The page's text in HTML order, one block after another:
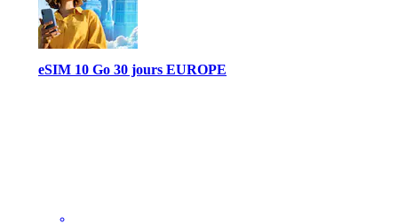
eSIM 10 Go 30 jours EUROPE